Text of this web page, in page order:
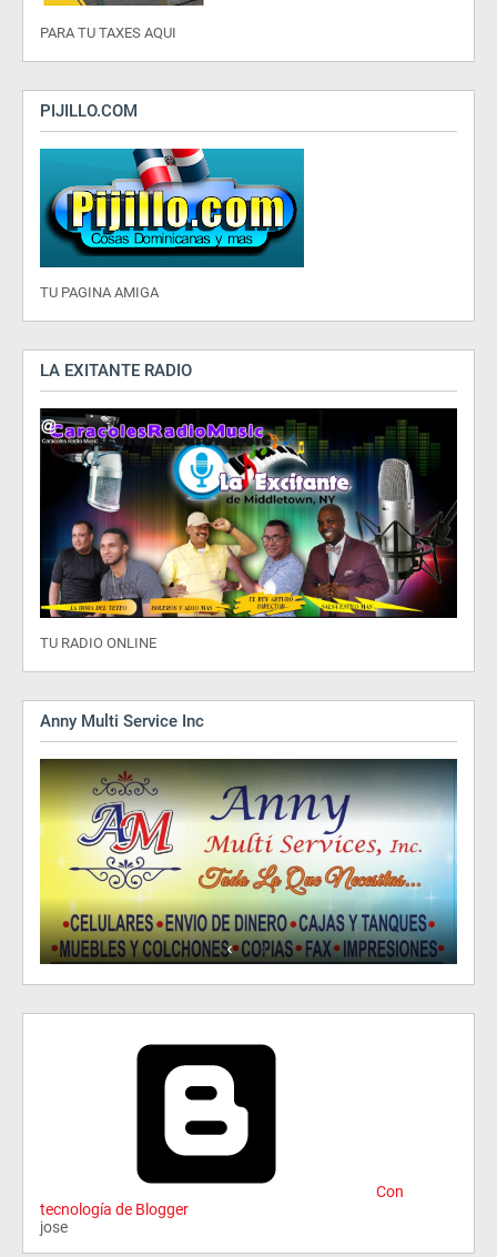
PARA TU TAXES AQUI
PIJILLO.COM
TU PAGINA AMIGA
LA EXITANTE RADIO
TU RADIO ONLINE
Anny Multi Service Inc
Con
tecnología de Blogger
jose